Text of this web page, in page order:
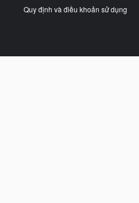
Quy định và điều khoản sử dụng